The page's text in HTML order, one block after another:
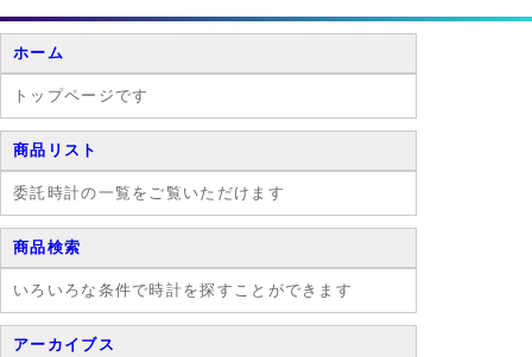
ホーム
トップページです
商品リスト
委託時計の一覧をご覧いただけます
商品検索
いろいろな条件で時計を探すことができます
アーカイブス